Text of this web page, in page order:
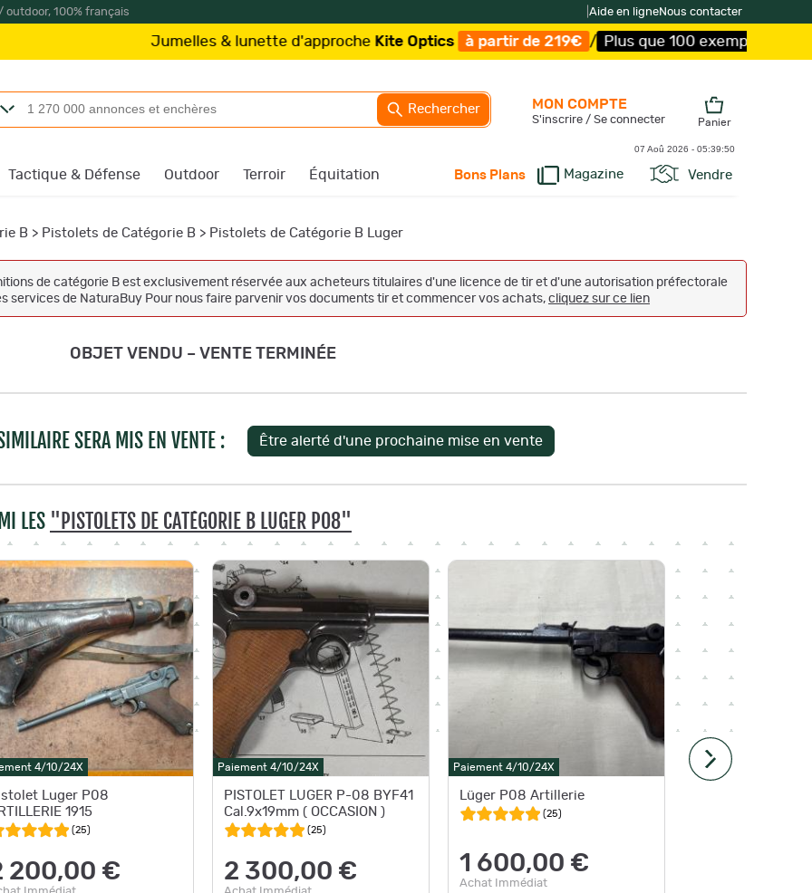
100% français Aide en ligneNous contacter
Jumelles & lunette d'approcheKite Optics à partir de 219€ / Plus que 100 exemplaires ! /Livraison offerte
Rechercher
Tactique & Défense Outdoor Terroir Équitation Bons Plans Magazine Vendre
MON COMPTE
S'inscrire / Se connecter Panier
07 Aoû 2026 - 05:39:51
B > Pistolets de Catégorie B > Pistolets de Catégorie B Luger
de catégorie B est exclusivement réservée aux acheteurs titulaires d'une licence de tir et d'une autorisation préfectorale
services de NaturaBuy Pour nous faire parvenir vos documents tir et commencer vos achats, cliquez sur ce lien
OBJET VENDU – VENTE TERMINÉE
SERA MIS EN VENTE :
LES "PISTOLETS DE CATÉGORIE B LUGER P08"
4/10/24X
Luger P08
1915
(25)
200,00 €
Paiement 4/10/24X
PISTOLET LUGER P-08 BYF41
Cal.9x19mm ( OCCASION )
(25)
2 300,00 €
Paiement 4/10/24X
Lüger P08 Artillerie
(25)
1 600,00 €
Achat Immédiat